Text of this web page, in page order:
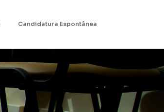
Candidatura Espontânea